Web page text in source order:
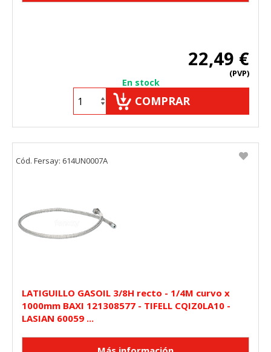
22,49 €
(PVP)
En stock
COMPRAR
LATIGUILLO GASOIL 3/8H recto - 1/4M curvo x
1000mm BAXI 121308577 - TIFELL CQIZ0LA10 -
LASIAN 60059 ...
Cód. Fersay: 614UN0007A